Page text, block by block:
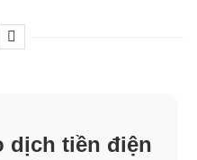
dịch tiền điện